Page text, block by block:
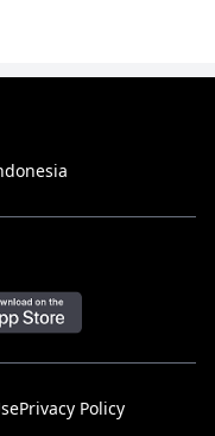
Privacy Policy